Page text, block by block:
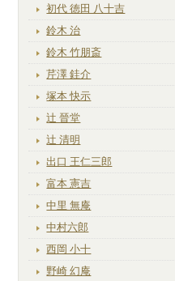
初代 徳田 八十吉
鈴木 治
鈴木 竹朋斎
芹澤 銈介
塚本 快示
辻 晉堂
辻 清明
出口 王仁三郎
富本 憲吉
中里 無庵
中村六郎
西岡 小十
野崎 幻庵